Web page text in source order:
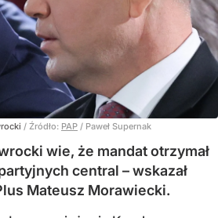
/ Źródło: PAP / Paweł Supernak
wie, że mandat otrzymał
central – wskazał
Mateusz Morawiecki.